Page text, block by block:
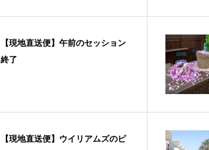
【現地直送便】午前のセッション
終了
【現地直送便】ウイリアムズのピ